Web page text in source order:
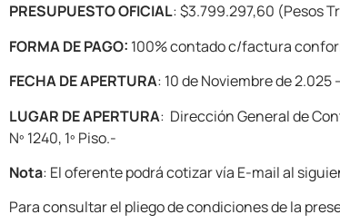
PRESUPUESTO OFICIAL: $3.799.297,60 (Pesos
FORMA DE PAGO: 100% contado c/factura
FECHA DE APERTURA: 10 de Noviembre de 2.025
LUGAR DE APERTURA: Dirección General de
Nº 1240, 1º Piso.-
Nota: El oferente podrá cotizar vía E-mail al
Para consultar el pliego de condiciones de la